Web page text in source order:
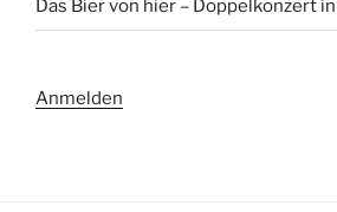
Das Bier von hier – Doppelkonzert
Anmelden